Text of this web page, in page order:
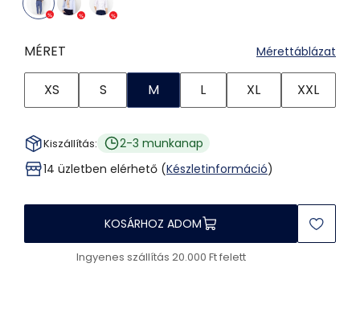
MÉRET Mérettáblázat
XS S M L XL XXL
Kiszállítás:
2-3 munkanap
14 üzletben elérhető (Készletinformáció)
KOSÁRHOZ ADOM
Ingyenes szállítás 20.000 Ft felett